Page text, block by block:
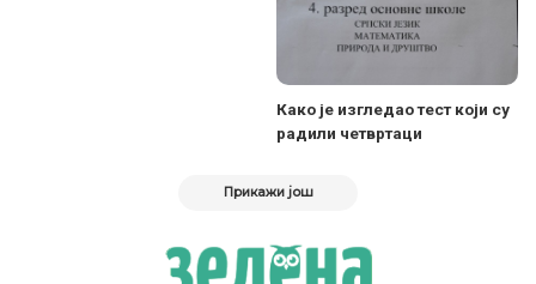
Како је изгледао тест који су
радили четвртаци
Прикажи још